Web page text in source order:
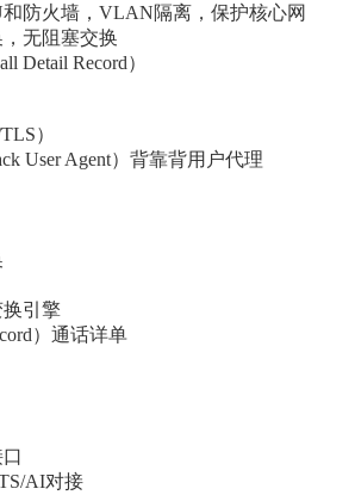
防火墙，VLAN隔离，保护核心网
无阻塞交换
Detail Record）
）
User Agent）背靠背用户代理
引擎
）通话详单
AI对接